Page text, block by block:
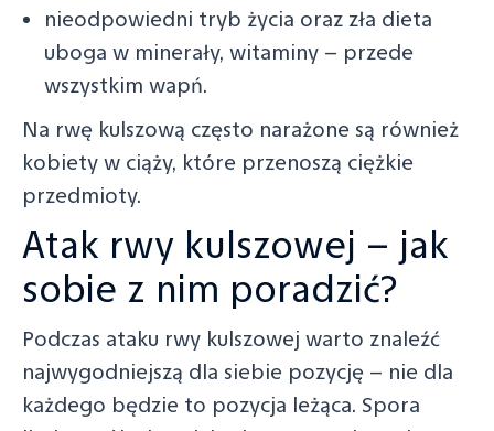
nieodpowiedni tryb życia oraz zła dieta
uboga w minerały, witaminy – przede
wszystkim wapń.
Na rwę kulszową często narażone są również
kobiety w ciąży, które przenoszą ciężkie
przedmioty.
Atak rwy kulszowej – jak
sobie z nim poradzić?
Podczas ataku rwy kulszowej warto znaleźć
najwygodniejszą dla siebie pozycję – nie dla
każdego będzie to pozycja leżąca. Spora